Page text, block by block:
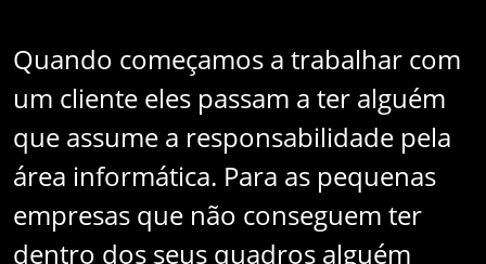
Quando começamos a trabalhar com
um cliente eles passam a ter alguém
que assume a responsabilidade pela
área informática. Para as pequenas
empresas que não conseguem ter
dentro dos seus quadros alguém